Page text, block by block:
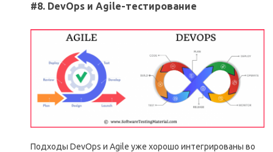
#8. DevOps и Agile-тестирование
Подходы DevOps и Agile уже хорошо интегрированы во